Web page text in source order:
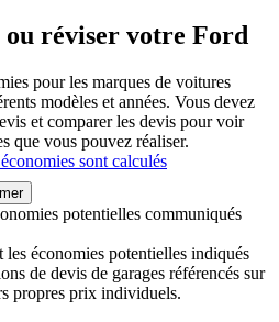
réviser votre Ford
pour les marques de voitures
modèles et années. Vous devez
et comparer les devis pour voir
que vous pouvez réaliser.
sont calculés
potentielles communiqués
économies potentielles indiqués
de devis de garages référencés sur
propres prix individuels.